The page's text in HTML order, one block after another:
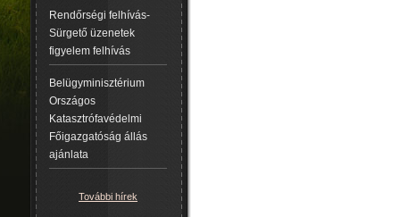
Rendőrségi felhívás-
Sürgető üzenetek
figyelem felhívás
Belügyminisztérium
Országos
Katasztrófavédelmi
Főigazgatóság állás
ajánlata
További hírek